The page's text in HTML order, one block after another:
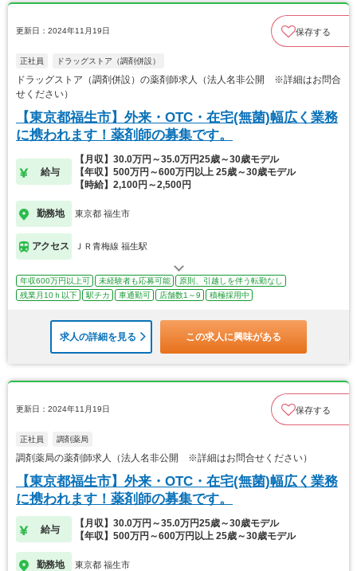
更新日：2024年11月19日 保存する
正社員 ドラッグストア（調剤併設）
ドラッグストア（調剤併設）の薬剤師求人（法人名非公開 ※詳細はお問合
せください）
【東京都福生市】外来・OTC・在宅(無菌)幅広く業務
に携われます！薬剤師の募集です。
給与
【月収】30.0万円～35.0万円25歳～30歳モデル
【年収】500万円～600万円以上 25歳～30歳モデル
【時給】2,100円～2,500円
勤務地 東京都 福生市
アクセス ＪＲ青梅線 福生駅
年収600万円以上可 未経験者も応募可能
原則、引越しを伴う転勤なし
残業月10ｈ以下
駅チカ 車通勤可 店舗数1～9 積極採用中
求人の詳細を見る この求人に興味がある
更新日：2024年11月19日 保存する
正社員 調剤薬局
調剤薬局の薬剤師求人（法人名非公開 ※詳細はお問合せください）
【東京都福生市】外来・OTC・在宅(無菌)幅広く業務
に携われます！薬剤師の募集です。
給与
【月収】30.0万円～35.0万円25歳～30歳モデル
【年収】500万円～600万円以上 25歳～30歳モデル
勤務地 東京都 福生市